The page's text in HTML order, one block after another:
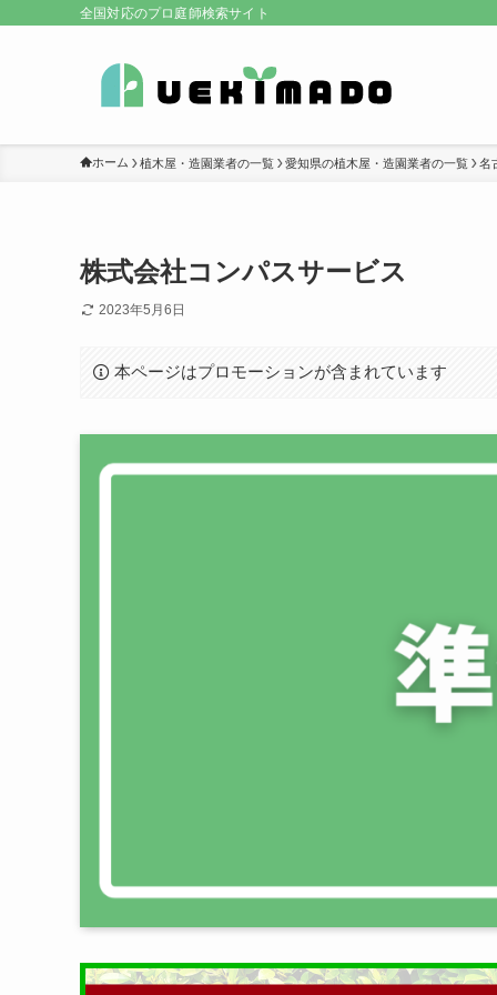
全国対応のプロ庭師検索サイト
ホーム 植木屋・造園業者の一覧 愛知県の植木屋・造園業者の一覧 名
株式会社コンパスサービス
2023年5月6日
本ページはプロモーションが含まれています